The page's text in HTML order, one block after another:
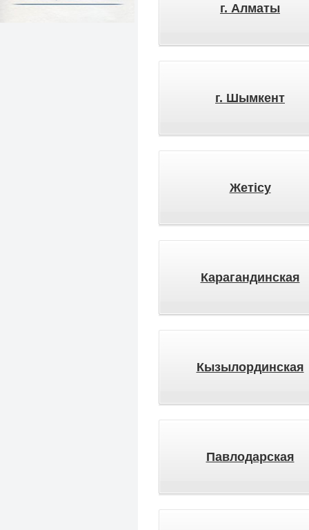
г. Алматы
г. Шымкент
Жетісу
Карагандинская
Кызылординская
Павлодарская